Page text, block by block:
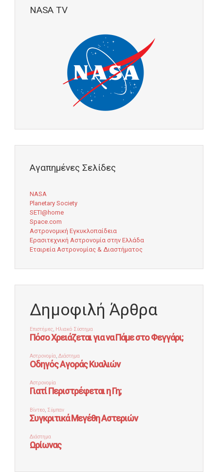
NASA TV
Αγαπημένες Σελίδες
NASA
Planetary Society
SETI@home
Space.com
Αστρονομική Εγκυκλοπαίδεια
Ερασιτεχνική Αστρονομία στην Ελλάδα
Εταιρεία Αστρονομίας & Διαστήματος
Δημοφιλή Άρθρα